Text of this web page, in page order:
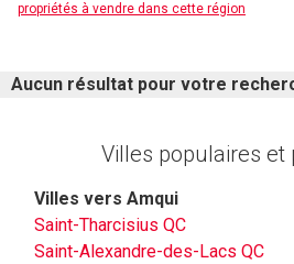
propriétés à vendre dans cette région
Aucun résultat pour votre
Villes populaires et
Villes vers Amqui
Saint-Tharcisius QC
Saint-Alexandre-des-Lacs QC